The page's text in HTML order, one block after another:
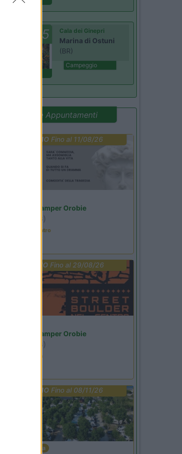
7.5 Cala dei Ginepri
Marina di Ostuni
(BR)
Campeggio
Promo e Appuntamenti
PROMO Fino al 11/08/26
Area Sosta Camper Orobie
(BG)
Incontri con il teatro
PROMO Fino al 29/08/26
Area Sosta Camper Orobie
(BG)
Ardesio si blocca
PROMO Fino al 08/11/26
Emilia Romagna